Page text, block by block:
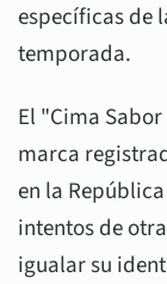
específicas de
temporada.
El "Cima
marca
en la
intentos de
igualar su